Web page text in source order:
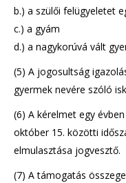
b.) a szülői felügyeletet
c.) a gyám
d.) a nagykorúvá vált
(5) A jogosultság
gyermek nevére szóló
(6) A kérelmet egy
október 15. közötti
elmulasztása jogvesztő.
(7) A támogatás